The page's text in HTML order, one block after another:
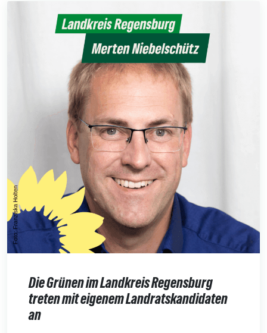
Die Grünen im Landkreis Regensburg
treten mit eigenem Landratskandidaten
an